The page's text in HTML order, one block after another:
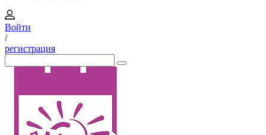
Войти
/
регистрация